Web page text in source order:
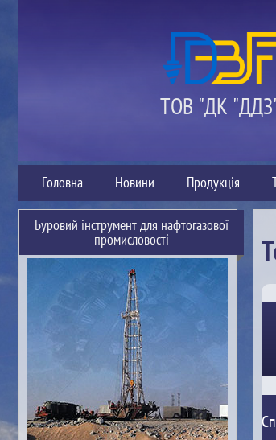
ТОВ "ДК
Головна Новини Продукція
Буровий інструмент для нафтогазової
промисловості